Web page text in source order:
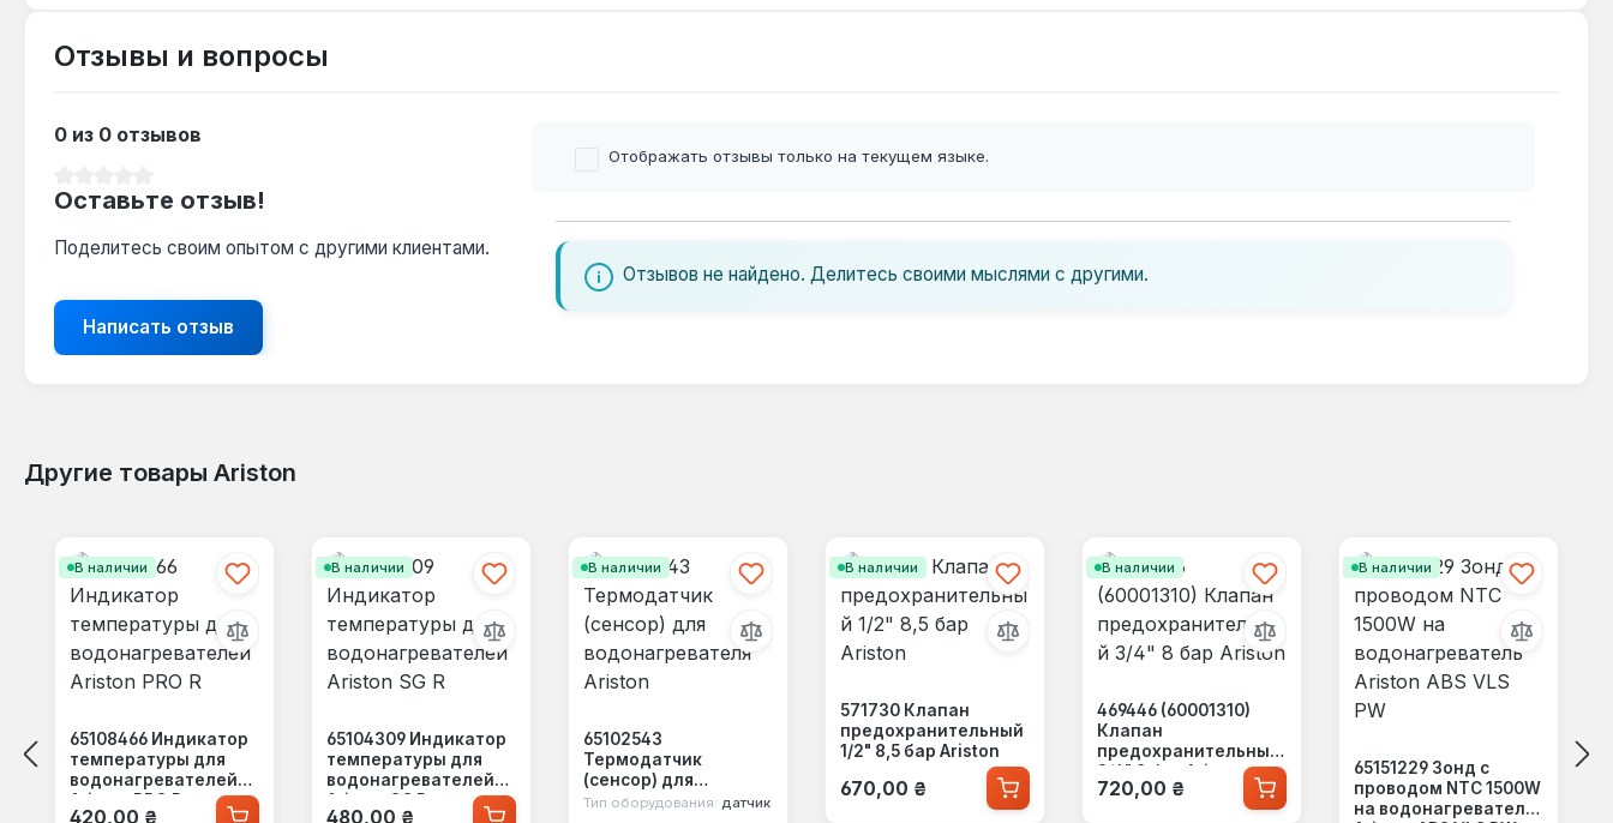
Отзывы и вопросы
0 из 0 отзывов
Оставьте отзыв!
Поделитесь своим опытом с другими клиентами.
Написать отзыв
Отображать отзывы только на текущем языке.
Отзывов не найдено. Делитесь своими мыслями с другими.
Другие товары Ariston
В наличии
65108466 Индикатор
температуры для
водонагревателей
Ariston PRO R
Обычная цена:
420,00 ₴
В наличии
65104309 Индикатор
температуры для
водонагревателей
Ariston SG R
Обычная цена:
480,00 ₴
В наличии
65102543
Термодатчик
(сенсор) для
водонагревателя
Тип оборудования: датчик
В наличии
571730 Клапан
предохранительный
1/2" 8,5 бар Ariston
Обычная цена:
670,00 ₴
В наличии
469446 (60001310)
Клапан
предохранительный
3/4" 8 бар Ariston
Обычная цена:
720,00 ₴
В наличии
65151229 Зонд с
проводом NTC 1500W
на водонагреватель